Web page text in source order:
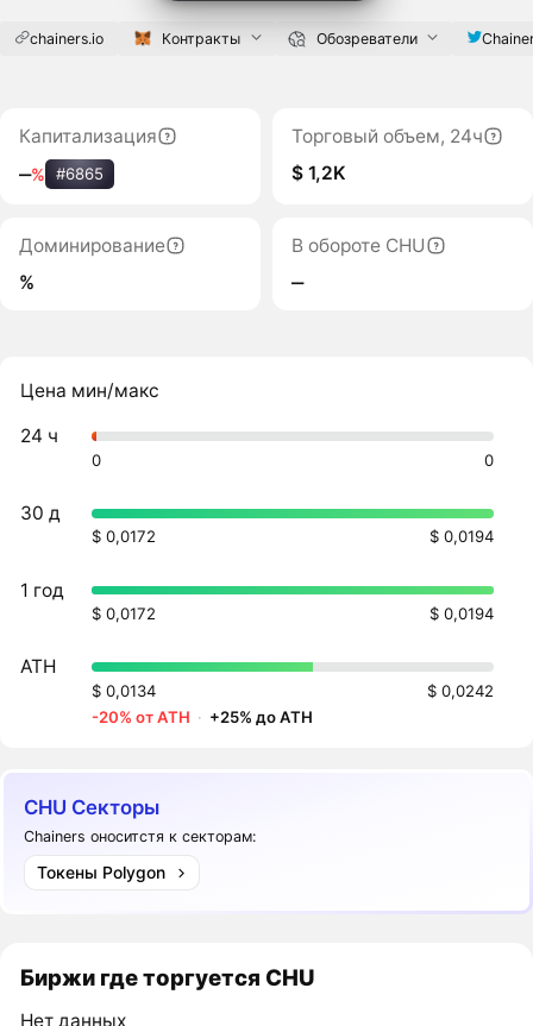
chainers.io Контракты Обозреватели
Капитализация
‒% #6865
Торговый объем, 24ч
$ 1,2K
Доминирование
%
В обороте CHU
‒
Цена мин/макс
24 ч
0 0
30 д
$ 0,0172 $ 0,0194
1 год
$ 0,0172 $ 0,0194
ATH
$ 0,0134
$ 0,0242
-20% от ATH · +25% до ATH
CHU Секторы
Chainers оноситстя к секторам:
Токены Polygon
Биржи где торгуется CHU
Нет данных